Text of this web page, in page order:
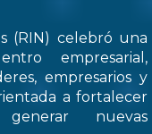
(RIN) celebró una
empresarial,
empresarios y
a fortalecer
nuevas